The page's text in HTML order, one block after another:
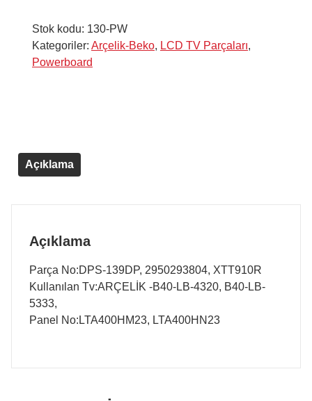
Stok kodu: 130-PW
Kategoriler: Arçelik-Beko, LCD TV Parçaları,
Powerboard
Açıklama
Açıklama
Parça No:DPS-139DP, 2950293804, XTT910R
Kullanılan Tv:ARÇELİK -B40-LB-4320, B40-LB-
5333,
Panel No:LTA400HM23, LTA400HN23